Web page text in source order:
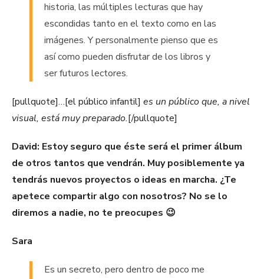
historia, las múltiples lecturas que hay
escondidas tanto en el texto como en las
imágenes. Y personalmente pienso que es
así como pueden disfrutar de los libros y
ser futuros lectores.
[pullquote]…[el público infantil] es un público que, a nivel
visual, está muy preparado.[/pullquote]
David: Estoy seguro que éste será el primer álbum
de otros tantos que vendrán. Muy posiblemente ya
tendrás nuevos proyectos o ideas en marcha. ¿Te
apetece compartir algo con nosotros? No se lo
diremos a nadie, no te preocupes 😉
Sara
Es un secreto, pero dentro de poco me